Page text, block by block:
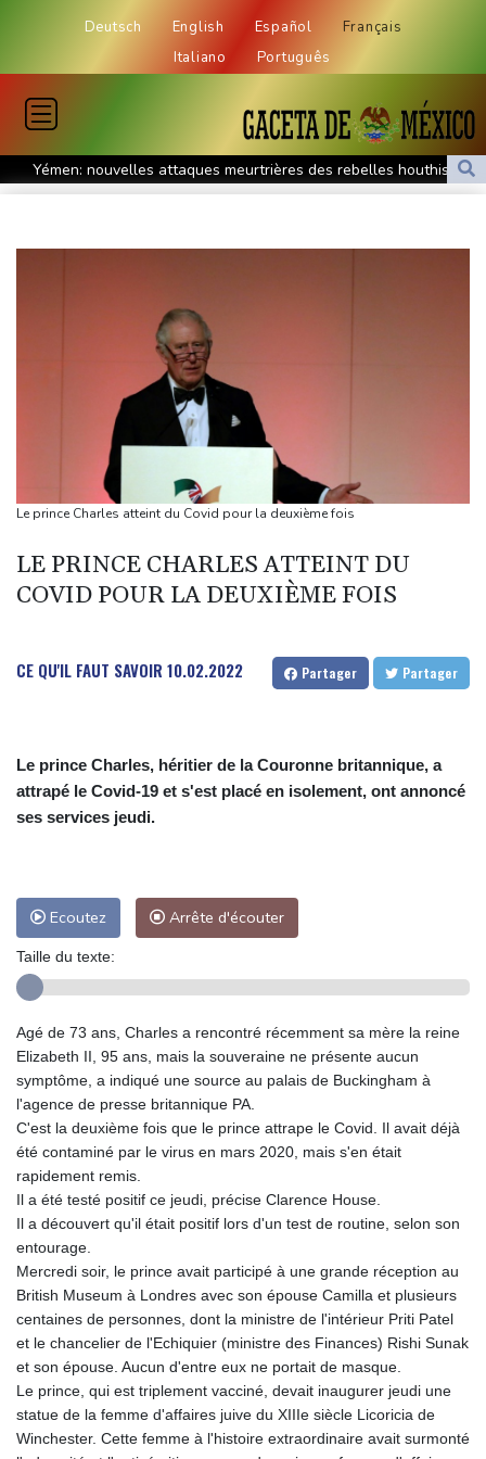
Deutsch English Español
Français
Italiano
Português
Yémen: nouvelles attaques meurtrières des rebelles houthis
dans une région pétrolifère
Tour de France: Niewiadoma s'impose au sommet du Ventoux et
endosse le maillot jaune
Canicules et sécheresse : un été de pertes et de désespoir pour
Culottes menstruelles : les règles du remboursement précisées
En Thaïlande, "choc" et "incrédulité" dans un lycée après une
fusillade mortelle
Dans les ruines de Gaza, la laborieuse renaissance de
l'apiculture sur les toits
Le prince Charles atteint du Covid pour la deuxième fois
LE PRINCE CHARLES ATTEINT DU
COVID POUR LA DEUXIÈME FOIS
CE QU'IL FAUT SAVOIR 10.02.2022 Partager Partager
Le prince Charles, héritier de la Couronne britannique, a
attrapé le Covid-19 et s'est placé en isolement, ont annoncé
ses services jeudi.
Ecoutez Arrête d'écouter
Taille du texte:
Agé de 73 ans, Charles a rencontré récemment sa mère la reine
Elizabeth II, 95 ans, mais la souveraine ne présente aucun
symptôme, a indiqué une source au palais de Buckingham à
l'agence de presse britannique PA.
C'est la deuxième fois que le prince attrape le Covid. Il avait déjà
été contaminé par le virus en mars 2020, mais s'en était
rapidement remis.
Il a été testé positif ce jeudi, précise Clarence House.
Il a découvert qu'il était positif lors d'un test de routine, selon son
entourage.
Mercredi soir, le prince avait participé à une grande réception au
British Museum à Londres avec son épouse Camilla et plusieurs
centaines de personnes, dont la ministre de l'intérieur Priti Patel
et le chancelier de l'Echiquier (ministre des Finances) Rishi Sunak
et son épouse. Aucun d'entre eux ne portait de masque.
Le prince, qui est triplement vacciné, devait inaugurer jeudi une
statue de la femme d'affaires juive du XIIIe siècle Licoricia de
Winchester. Cette femme à l'histoire extraordinaire avait surmonté